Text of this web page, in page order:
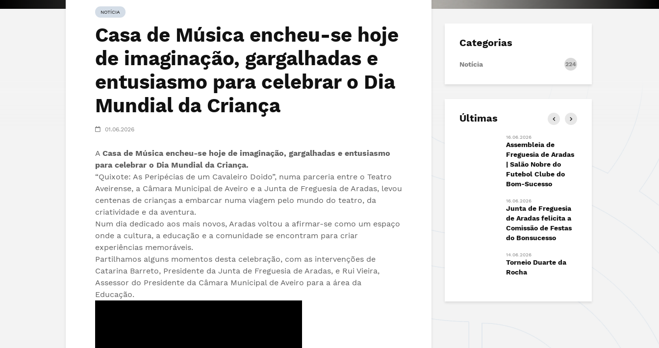
NOTÍCIA
Casa de Música encheu-se hoje
de imaginação, gargalhadas e
entusiasmo para celebrar o Dia
Mundial da Criança
01.06.2026
A Casa de Música encheu-se hoje de imaginação, gargalhadas e entusiasmo
para celebrar o Dia Mundial da Criança.
“Quixote: As Peripécias de um Cavaleiro Doido”, numa parceria entre o Teatro
Aveirense, a Câmara Municipal de Aveiro e a Junta de Freguesia de Aradas, levou
centenas de crianças a embarcar numa viagem pelo mundo do teatro, da
criatividade e da aventura.
Num dia dedicado aos mais novos, Aradas voltou a afirmar-se como um espaço
onde a cultura, a educação e a comunidade se encontram para criar
experiências memoráveis.
Partilhamos alguns momentos desta celebração, com as intervenções de
Catarina Barreto, Presidente da Junta de Freguesia de Aradas, e Rui Vieira,
Assessor do Presidente da Câmara Municipal de Aveiro para a área da
Educação.
Categorias
Notícia 224
Últimas
Marchas de Santo
12.06.2026
Junta de Freguesia
de Aradas felicita
12.06.2026
Vamos Caminhar
Catarina Barreto
IV Festival Aradas+
2026
Freguesias |
16.06.2026
Assembleia de
Freguesia de Aradas
| Salão Nobre do
Futebol Clube do
Bom-Sucesso
16.06.2026
Junta de Freguesia
de Aradas felicita a
Comissão de Festas
do Bonsucesso
14.06.2026
Torneio Duarte da
Rocha